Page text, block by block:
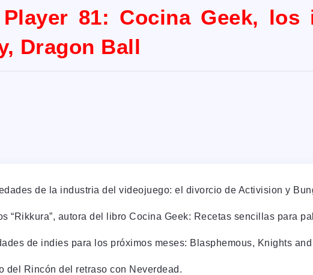
Player 81: Cocina Geek, los
Dragon Ball
de la industria del videojuego: el divorcio de Activision y
“Rikkura”, autora del libro Cocina Geek: Recetas sencillas para
de indies para los próximos meses: Blasphemous, Knights
del Rincón del retraso con Neverdead.